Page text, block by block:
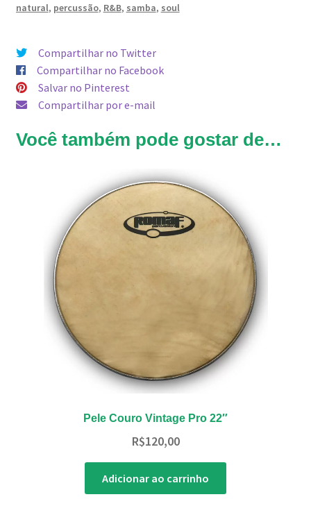
natural, percussão, R&B, samba, soul
Compartilhar no Twitter
Compartilhar no Facebook
Salvar no Pinterest
Compartilhar por e-mail
Você também pode gostar de…
Pele Couro Vintage Pro 22″
R$120,00
Adicionar ao carrinho